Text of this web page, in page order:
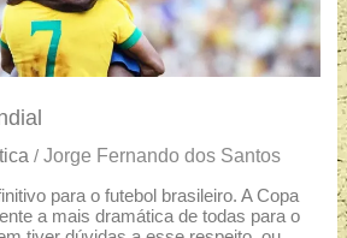
/Jorge Fernando dos Santos
para o futebol brasileiro. A Copa
a mais dramática de todas para o